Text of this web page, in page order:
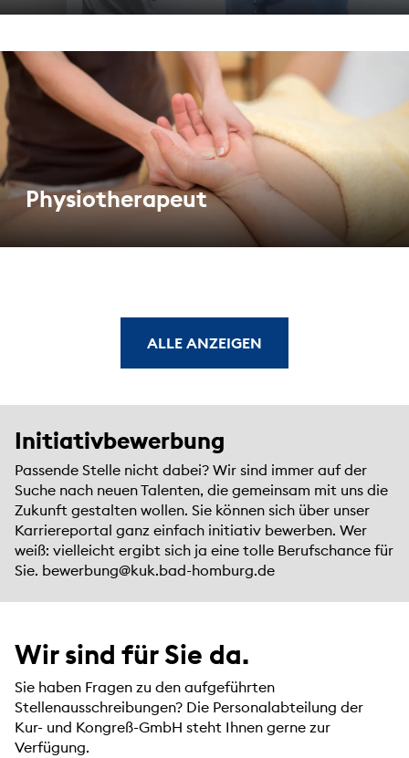
Physiotherapeut
ALLE ANZEIGEN
Initiativbewerbung
Passende Stelle nicht dabei? Wir sind immer auf der
Suche nach neuen Talenten, die gemeinsam mit uns die
Zukunft gestalten wollen. Sie können sich über unser
Karriereportal ganz einfach initiativ bewerben. Wer
weiß: vielleicht ergibt sich ja eine tolle Berufschance für
Sie. bewerbung@kuk.bad-homburg.de
Wir sind für Sie da.
Sie haben Fragen zu den aufgeführten
Stellenausschreibungen? Die Personalabteilung der
Kur- und Kongreß-GmbH steht Ihnen gerne zur
Verfügung.